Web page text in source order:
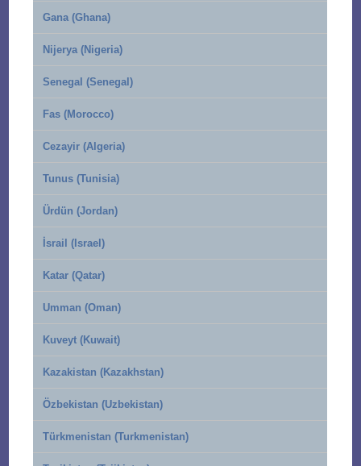
Gana (Ghana)
Nijerya (Nigeria)
Senegal (Senegal)
Fas (Morocco)
Cezayir (Algeria)
Tunus (Tunisia)
Ürdün (Jordan)
İsrail (Israel)
Katar (Qatar)
Umman (Oman)
Kuveyt (Kuwait)
Kazakistan (Kazakhstan)
Özbekistan (Uzbekistan)
Türkmenistan (Turkmenistan)